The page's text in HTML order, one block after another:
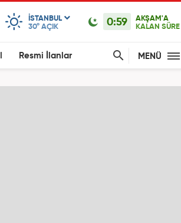
ISTANBUL
30° AÇIK 0:59
AKŞAM'A
KALAN SÜRE
Resmi İlanlar MENÜ